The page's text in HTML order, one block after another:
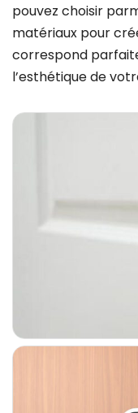
pouvez choisir
matériaux pour
correspond
l’esthétique de